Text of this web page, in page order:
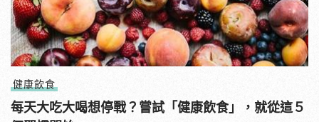
健康飲食
每天大吃大喝想停戰？嘗試「健康飲食」，就從這５